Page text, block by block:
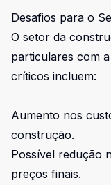
Desafios para o
O setor da
particulares com
críticos incluem:
Aumento nos
construção.
Possível redução
preços finais.